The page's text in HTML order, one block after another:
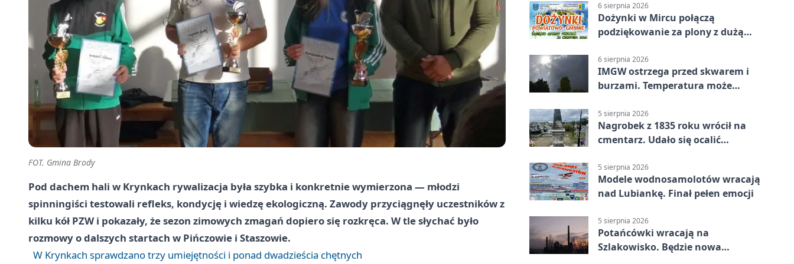
FOT. Gmina Brody
Pod dachem hali w Krynkach rywalizacja była szybka i konkretnie wymierzona — młodzi
spinningiści testowali refleks, kondycję i wiedzę ekologiczną. Zawody przyciągnęły uczestników z
kilku kół PZW i pokazały, że sezon zimowych zmagań dopiero się rozkręca. W tle słychać było
rozmowy o dalszych startach w Pińczowie i Staszowie.
W Krynkach sprawdzano trzy umiejętności i ponad dwadzieścia chętnych
6 sierpnia 2026
Dożynki w Mircu połączą
podziękowanie za plony z dużą
6 sierpnia 2026
IMGW ostrzega przed skwarem i
burzami. Temperatura może
5 sierpnia 2026
Nagrobek z 1835 roku wrócił na
cmentarz. Udało się ocalić
5 sierpnia 2026
Modele wodnosamolotów wracają
nad Lubiankę. Finał pełen emocji
5 sierpnia 2026
Potańcówki wracają na
Szlakowisko. Będzie nowa